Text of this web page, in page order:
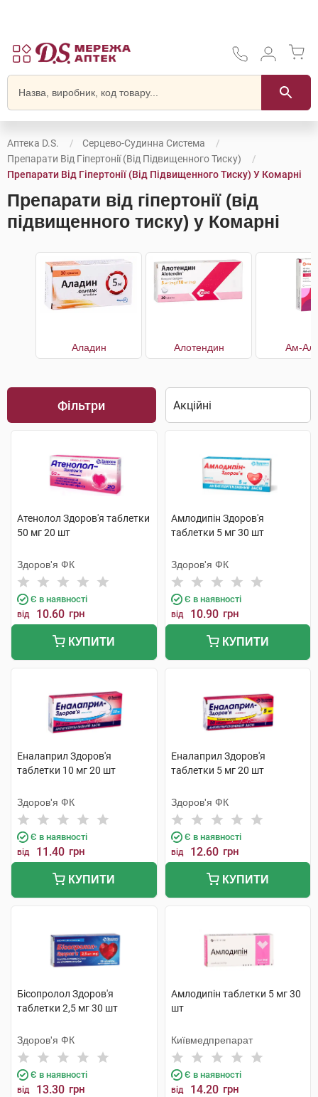
Аптека D.S.
Серцево-Судинна Система
Препарати Від Гіпертонії (від Підвищенного Тиску)
Препарати Від Гіпертонії (від Підвищенного Тиску) У Комарні
Препарати від гіпертонії (від
підвищенного тиску) у Комарні
Аладин Алотендин Ам-
Фільтри
Атенолол Здоров'я таблетки
50 мг 20 шт
Здоров'я ФК
Є в наявності
від 10.60 грн
КУПИТИ
Амлодипін Здоров'я
таблетки 5 мг 30 шт
Здоров'я ФК
Є в наявності
від 10.90 грн
КУПИТИ
Еналаприл Здоров'я
таблетки 10 мг 20 шт
Здоров'я ФК
Є в наявності
від 11.40 грн
КУПИТИ
Еналаприл Здоров'я
таблетки 5 мг 20 шт
Здоров'я ФК
Є в наявності
від 12.60 грн
КУПИТИ
Бісопролол Здоров'я
таблетки 2,5 мг 30 шт
Здоров'я ФК
Є в наявності
від 13.30 грн
Амлодипін таблетки 5 мг 30
шт
Київмедпрепарат
Є в наявності
від 14.20 грн